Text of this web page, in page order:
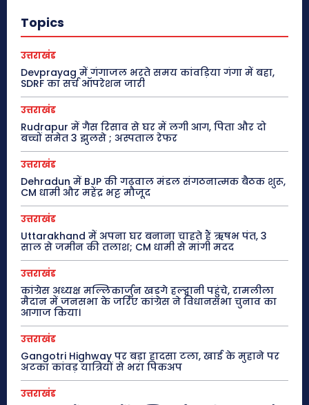
Topics
उत्तराखंड
Devprayag में गंगाजल भरते समय कांवड़िया गंगा में बहा,
SDRF का सर्च ऑपरेशन जारी
उत्तराखंड
Rudrapur में गैस रिसाव से घर में लगी आग, पिता और दो
बच्चों समेत 3 झुलसे ; अस्पताल रेफर
उत्तराखंड
Dehradun में BJP की गढ़वाल मंडल संगठनात्मक बैठक शुरू,
CM धामी और महेंद्र भट्ट मौजूद
उत्तराखंड
Uttarakhand में अपना घर बनाना चाहते हैं ऋषभ पंत, 3
साल से जमीन की तलाश; CM धामी से मांगी मदद
उत्तराखंड
कांग्रेस अध्यक्ष मल्लिकार्जुन खड़गे हल्द्वानी पहुंचे, रामलीला
मैदान में जनसभा के जरिए कांग्रेस ने विधानसभा चुनाव का
आगाज किया।
उत्तराखंड
Gangotri Highway पर बड़ा हादसा टला, खाई के मुहाने पर
अटका कांवड़ यात्रियों से भरा पिकअप
उत्तराखंड